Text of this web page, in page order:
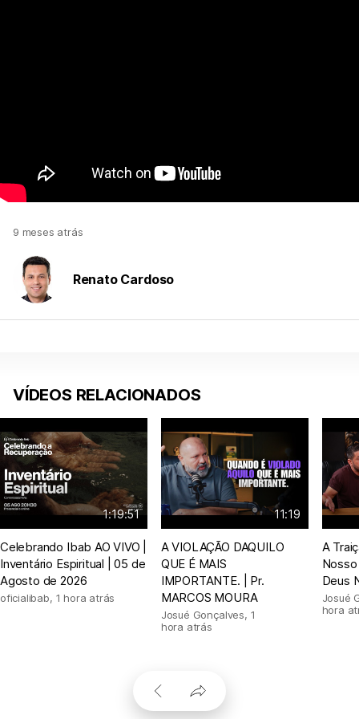
9 meses atrás
Renato Cardoso
VÍDEOS RELACIONADOS
1:19:51
Celebrando Ibab AO VIVO |
Inventário Espiritual | 05 de
Agosto de 2026
oficialibab, 1 hora atrás
11:19
A VIOLAÇÃO DAQUILO
QUE É MAIS
IMPORTANTE. | Pr.
MARCOS MOURA
Josué Gonçalves, 1
hora atrás
A
Deus
Josué
hora